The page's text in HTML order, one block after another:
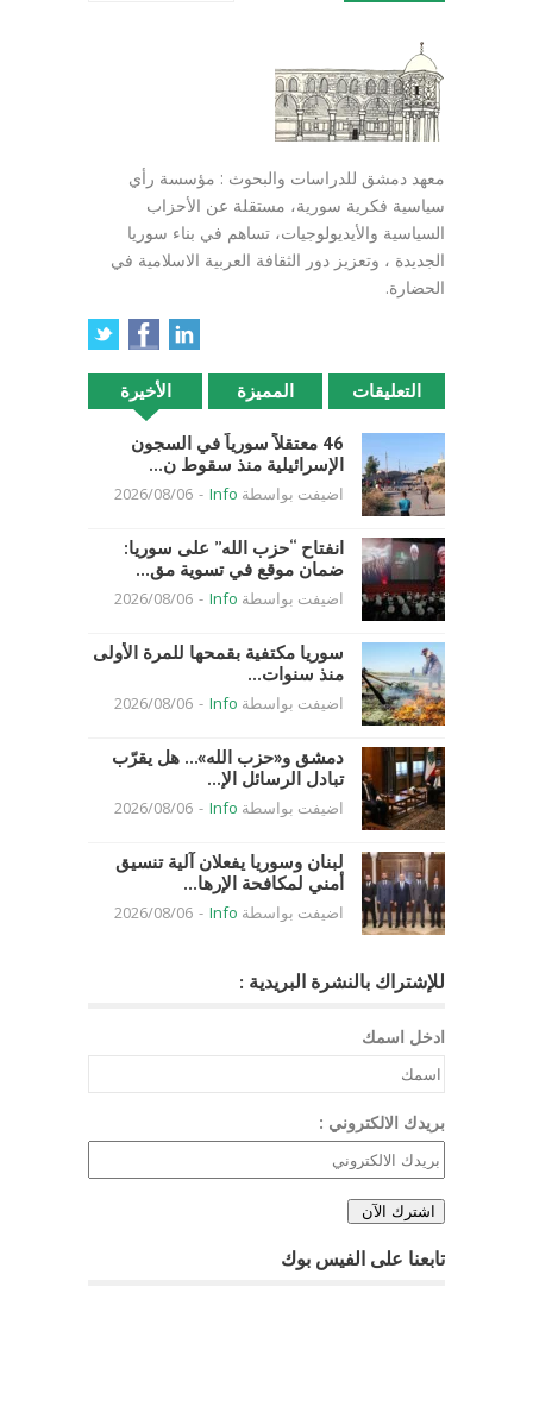
معهد دمشق للدراسات والبحوث : مؤسسة رأي
سياسية فكرية سورية، مستقلة عن الأحزاب
السياسية والأيديولوجيات، تساهم في بناء سوريا
الجديدة ، وتعزيز دور الثقافة العربية الاسلامية في
الحضارة.
الأخيرة المميزة التعليقات
46 معتقلاً سورياً في السجون
الإسرائيلية منذ سقوط ن...
اضيفت بواسطة Info
-
2026/08/06
انفتاح “حزب الله” على سوريا:
ضمان موقع في تسوية مق...
اضيفت بواسطة Info
-
2026/08/06
سوريا مكتفية بقمحها للمرة الأولى
منذ سنوات...
اضيفت بواسطة Info
-
2026/08/06
دمشق و«حزب الله»… هل يقرّب
تبادل الرسائل الإ...
اضيفت بواسطة Info
-
2026/08/06
لبنان وسوريا يفعلان آلية تنسيق
أمني لمكافحة الإرها...
اضيفت بواسطة Info
-
2026/08/06
للإشتراك بالنشرة البريدية :
ادخل اسمك
بريدك الالكتروني :
تابعنا على الفيس بوك